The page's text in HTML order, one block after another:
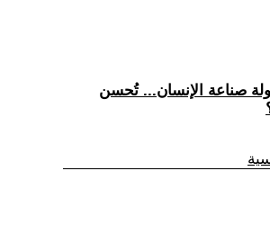
صناعة الإنسان... تُحسن